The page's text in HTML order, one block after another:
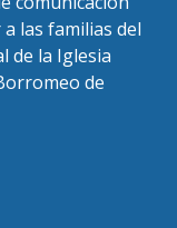
las familias del
de la Iglesia
de